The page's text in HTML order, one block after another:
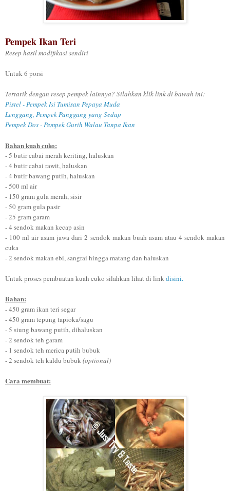
Pempek Ikan Teri
Resep hasil modifikasi sendiri
Untuk 6 porsi
Tertarik dengan resep pempek lainnya? Silahkan klik link di bawah ini:
Pistel - Pempek Isi Tumisan Pepaya Muda
Lenggang, Pempek Panggang yang Sedap
Pempek Dos - Pempek Gurih Walau Tanpa Ikan
Bahan kuah cuko:
- 5 butir cabai merah keriting, haluskan
- 4 butir cabai rawit, haluskan
- 4 butir bawang putih, haluskan
- 500 ml air
- 150 gram gula merah, sisir
- 50 gram gula pasir
- 25 gram garam
- 4 sendok makan kecap asin
- 100 ml air asam jawa dari 2 sendok makan buah asam atau 4 sendok makan
cuka
- 2 sendok makan ebi, sangrai hingga matang dan haluskan
Untuk proses pembuatan kuah cuko silahkan lihat di linkdisini.
Bahan:
- 450 gram ikan teri segar
- 450 gram tepung tapioka/sagu
- 5 siung bawang putih, dihaluskan
- 2 sendok teh garam
- 1 sendok teh merica putih bubuk
- 2 sendok teh kaldu bubuk(optional)
Cara membuat: